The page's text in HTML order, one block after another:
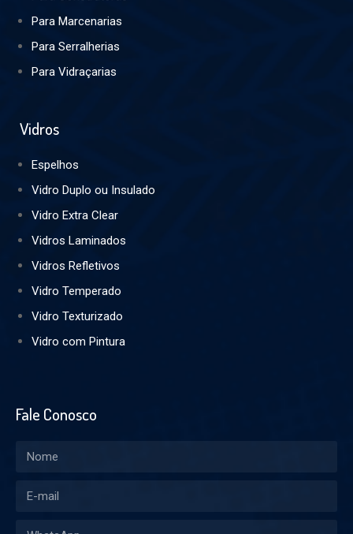
Para Marcenarias
Para Serralherias
Para Vidraçarias
Vidros
Espelhos
Vidro Duplo ou Insulado
Vidro Extra Clear
Vidros Laminados
Vidros Refletivos
Vidro Temperado
Vidro Texturizado
Vidro com Pintura
Fale Conosco